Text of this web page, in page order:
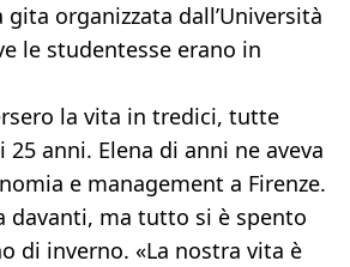
gita organizzata dall’Università
le studentesse erano in
la vita in tredici, tutte
25 anni. Elena di anni ne aveva
e management a Firenze.
davanti, ma tutto si è spento
di inverno. «La nostra vita è